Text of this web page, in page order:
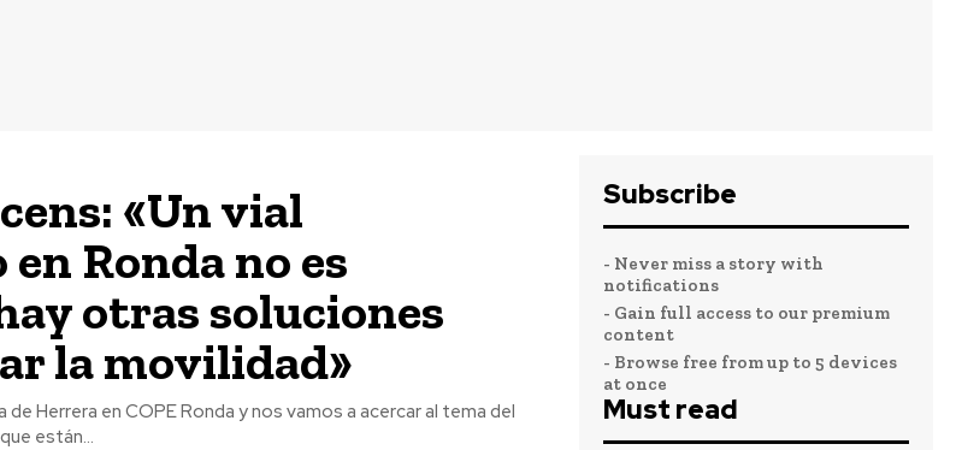
«Un vial
Ronda no es
otras soluciones
la movilidad»
Herrera en COPE Ronda y nos vamos a acercar al tema del
están...
Subscribe
- Never miss a story with
notifications
- Gain full access to our premium
content
- Browse free from up to 5 devices
at once
Must read